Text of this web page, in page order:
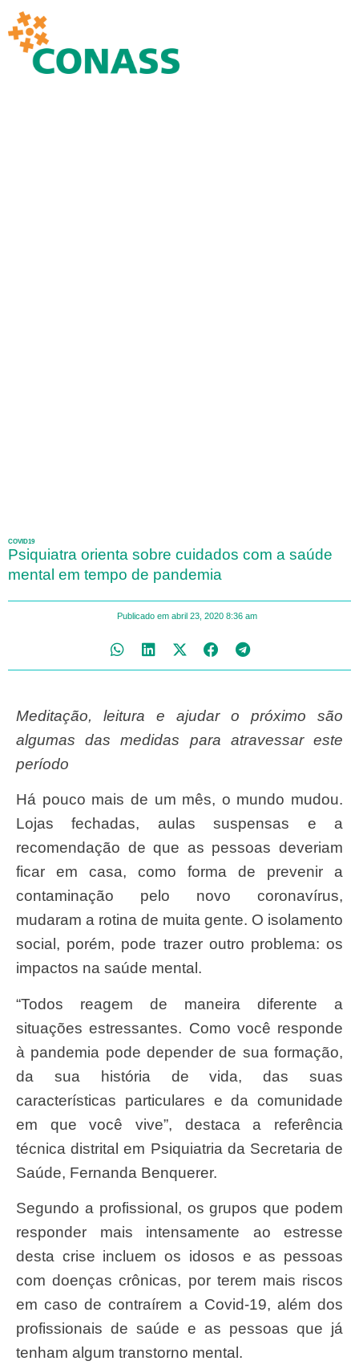
COVID19
Psiquiatra orienta sobre cuidados com a saúde
mental em tempo de pandemia
Publicado em abril 23, 2020 8:36 am
Meditação, leitura e ajudar o próximo são
algumas das medidas para atravessar este
período
Há pouco mais de um mês, o mundo mudou.
Lojas fechadas, aulas suspensas e a
recomendação de que as pessoas deveriam
ficar em casa, como forma de prevenir a
contaminação pelo novo coronavírus,
mudaram a rotina de muita gente. O isolamento
social, porém, pode trazer outro problema: os
impactos na saúde mental.
“Todos reagem de maneira diferente a
situações estressantes. Como você responde
à pandemia pode depender de sua formação,
da sua história de vida, das suas
características particulares e da comunidade
em que você vive”, destaca a referência
técnica distrital em Psiquiatria da Secretaria de
Saúde, Fernanda Benquerer.
Segundo a profissional, os grupos que podem
responder mais intensamente ao estresse
desta crise incluem os idosos e as pessoas
com doenças crônicas, por terem mais riscos
em caso de contraírem a Covid-19, além dos
profissionais de saúde e as pessoas que já
tenham algum transtorno mental.